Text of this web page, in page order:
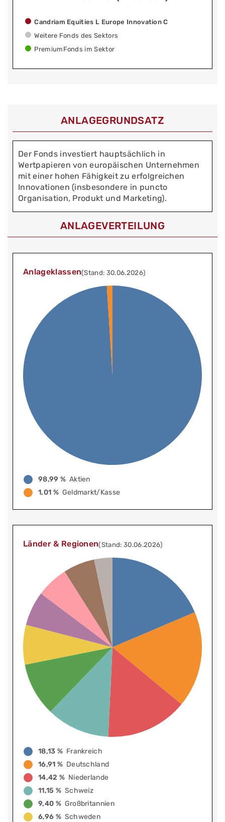
Candriam Equities L Europe Innovation C
Weitere Fonds des Sektors
PremiumFonds im Sektor
ANLAGEGRUNDSATZ
Der Fonds investiert hauptsächlich in
Wertpapieren von europäischen Unternehmen
mit einer hohen Fähigkeit zu erfolgreichen
Innovationen (insbesondere in puncto
Organisation, Produkt und Marketing).
ANLAGEVERTEILUNG
Anlageklassen(Stand: 30.06.2026)
98,99 % Aktien
1,01 % Geldmarkt/Kasse
Länder & Regionen(Stand: 30.06.2026)
18,13 % Frankreich
16,91 % Deutschland
14,42 % Niederlande
11,15 % Schweiz
9,40 % Großbritannien
6,96 % Schweden